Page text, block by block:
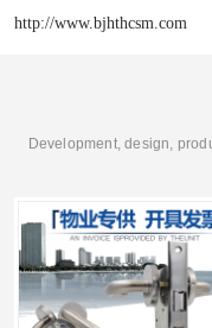
http://www.bjhthcsm.com
Development, design,